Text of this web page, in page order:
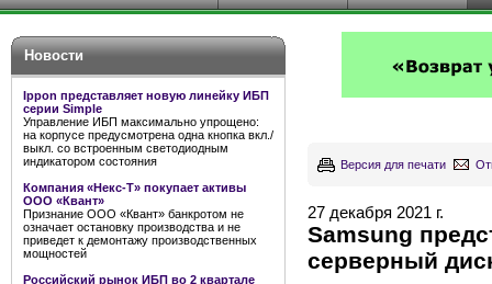
Новости
Ippon представляет новую линейку ИБП
серии Simple
Управление ИБП максимально упрощено:
на корпусе предусмотрена одна кнопка вкл./
выкл. со встроенным светодиодным
индикатором состояния
Компания «Некс-Т» покупает активы
ООО «Квант»
Признание ООО «Квант» банкротом не
означает остановку производства и не
приведет к демонтажу производственных
мощностей
Российский рынок ИБП во 2 квартале
Версия для печати
27 декабря 2021 г.
Samsung
серверный